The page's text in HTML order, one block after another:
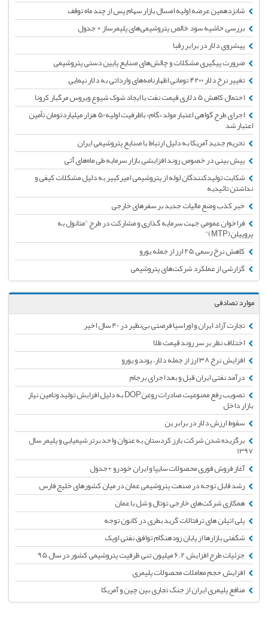
شانزدهمین عرضه اولیه امسال بازار سهام پس از چند ماه توقف
بررسی حاشیه سود خالص پتروشیمی‌های پلیمرساز + جدول
پیشروی دلار در برابر رقبا
ضرورت پیگیری مشکلات و چالش‌های صنایع پایین دستی پتروشیمی
تغییر نرخ دلار ۴۲۰۰ تومانی اظهارنامه‌های وارداتی به دلار نیمایی
احتمال کاهش 5 دلاری قیمت نفت با ایجاد شوک شیوع ویروس مرگبار کرونا
اجرای طرح گواهی اعتبار مولد «گام» باظرفیت اولیه50 هزار میلیاردتومان تأمین
اعتبار شد
تحریم جدید آمریکا به دلیل ارتباط با صنایع پتروشیمی ایران
پیش بینی در خصوص روند افزایشی بازار سرمایه طی ماه‌های آتی
شکایت تولیدکنندگان لوله از پتروشیمی امیرکبیر به دلیل مشکلات کیفی و
نداشتن تائیدیه
خبر کذب وضع مالیات جدید بر سفرهای خارجی
فراخوان عمومی جهت سرمایه گذاری و مشارکت در طرح "متانول به
پروپیلن(MTP)"
کاهش نرخ رسمی 25 ارز از جمله یورو
گزارشی از عملکرد شرکت‌های پتروشیمی
موارد تصادفی
تجارت آزاد ایران و اوراسیا فرصتی بی‌نظیر در 40 سال اخیر
اختلاف نظر بر سر روند قیمت طلا
افزایش نرخ ۳۸ ارز از جمله دلار، پوند و یورو
درآمد نفتی ایران قبل و بعد اجرای برجام
تصویب رفع ممنوعیت صادرات روغنDOP به دلیل افزایش تولید وتامین نیاز
بازار داخل
سقوط ارزش دلار در برابر ین
برگزیده شدن شرکت بارز کردستان به عنوان واحد برتر شیمیایی و پلیمر سال
1397
آغاز فروش فوری محصولات سایپا و ایران خودرو +جدول
رشد قابل توجه در صنعت پتروشیمی عمان در میان کشورهای خلیج فارس
همکاری شرکت‌های خارجی توتال و شل با عمان
پلی اتیلن های ترفتالات گرید بطری در کانون توجه
شگفتی بازارها از پایان زودهنگام توافق نفتی اوپک
جزئیات طرح افزایش 6.2 میلیون تنی ظرفیت پتروشیمی کشور در سال 95
افزایش حجم معاملات محصولات پلیمری
منافع پلیمری ایران از جنگ تجاری بین چین و آمریکا